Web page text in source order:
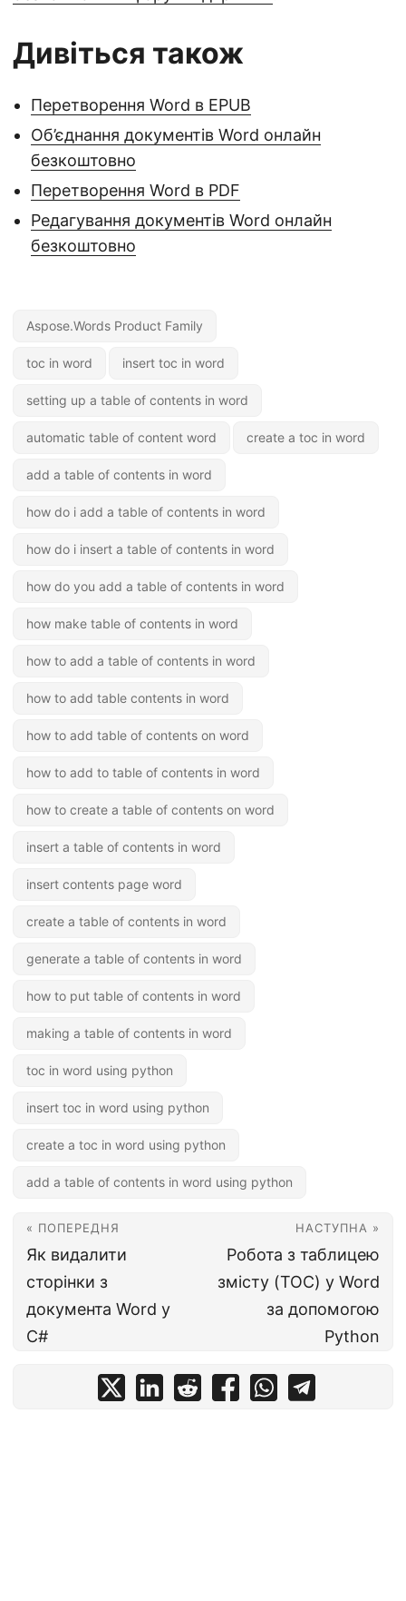
Дивіться також
Перетворення Word в EPUB
Об’єднання документів Word онлайн
безкоштовно
Перетворення Word в PDF
Редагування документів Word онлайн
безкоштовно
Aspose.Words Product Family
toc in word insert toc in word
setting up a table of contents in word
automatic table of content word create a toc in word
add a table of contents in word
how do i add a table of contents in word
how do i insert a table of contents in word
how do you add a table of contents in word
how make table of contents in word
how to add a table of contents in word
how to add table contents in word
how to add table of contents on word
how to add to table of contents in word
how to create a table of contents on word
insert a table of contents in word
insert contents page word
create a table of contents in word
generate a table of contents in word
how to put table of contents in word
making a table of contents in word
toc in word using python
insert toc in word using python
create a toc in word using python
add a table of contents in word using python
« ПОПЕРЕДНЯ
Як видалити
сторінки з
документа Word у
C#
НАСТУПНА »
Робота з таблицею
змісту (TOC) у Word
за допомогою
Python